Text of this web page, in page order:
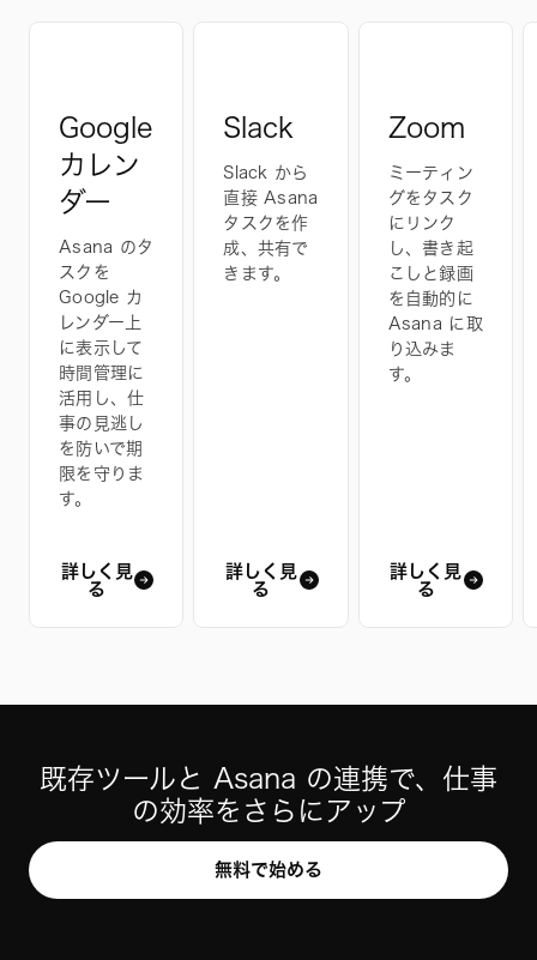
Google
カレン
ダー
Asana のタ
スクを
Google カ
レンダー上
に表示して
時間管理に
活用し、仕
事の見逃し
を防いで期
限を守りま
す。
詳しく見
る
Slack
Slack から
直接 Asana
タスクを作
成、共有で
きます。
詳しく見
る
Zoom
ミーティン
グをタスク
にリンク
し、書き起
こしと録画
を自動的に
Asana に取
り込みま
す。
詳しく見
る
既存ツールと Asana の連携で、仕事
の効率をさらにアップ
無料で始める